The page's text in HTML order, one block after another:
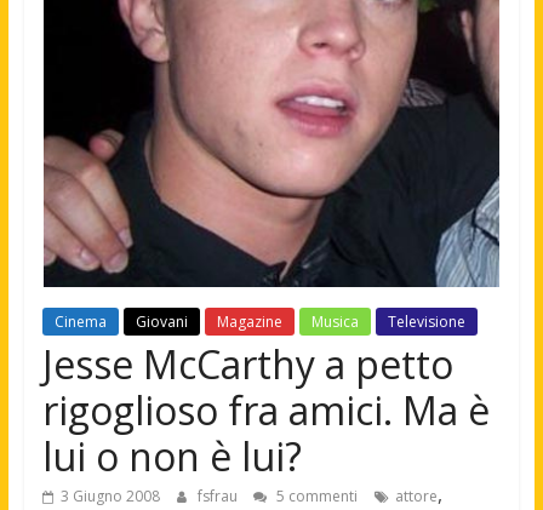
Cinema Giovani Magazine Musica Televisione
Jesse McCarthy a petto
rigoglioso fra amici. Ma è
lui o non è lui?
3 Giugno 2008 fsfrau 5 commenti attore,